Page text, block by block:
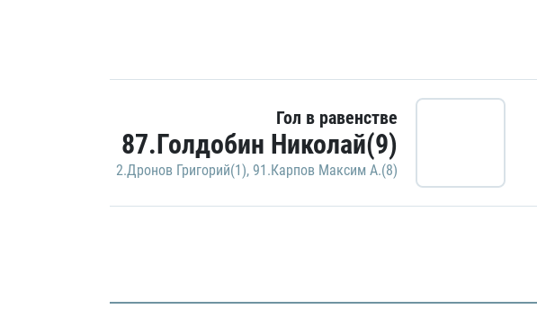
Гол в равенстве
87.Голдобин Николай(9)
2.Дронов Григорий(1), 91.Карпов Максим А.(8)